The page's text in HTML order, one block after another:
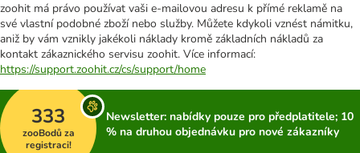
zoohit má právo používat vaši e-mailovou adresu k přímé reklamě na
své vlastní podobné zboží nebo služby. Můžete kdykoli vznést námitku,
aniž by vám vznikly jakékoli náklady kromě základních nákladů za
kontakt zákaznického servisu zoohit. Více informací:
https://support.zoohit.cz/cs/support/home
333
zooBodů za
registraci!
Newsletter: nabídky pouze pro předplatitele; 10
% na druhou objednávku pro nové zákazníky